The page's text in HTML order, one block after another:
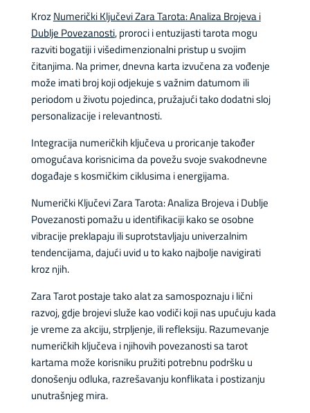
KrozNumerički Ključevi Zara Tarota: Analiza Brojeva i
Dublje Povezanosti, proroci i entuzijasti tarota mogu
razviti bogatiji i višedimenzionalni pristup u svojim
čitanjima. Na primer, dnevna karta izvučena za vođenje
može imati broj koji odjekuje s važnim datumom ili
periodom u životu pojedinca, pružajući tako dodatni sloj
personalizacije i relevantnosti.
Integracija numeričkih ključeva u proricanje također
omogućava korisnicima da povežu svoje svakodnevne
događaje s kosmičkim ciklusima i energijama.
Numerički Ključevi Zara Tarota: Analiza Brojeva i Dublje
Povezanosti pomažu u identifikaciji kako se osobne
vibracije preklapaju ili suprotstavljaju univerzalnim
tendencijama, dajući uvid u to kako najbolje navigirati
kroz njih.
Zara Tarot postaje tako alat za samospoznaju i lični
razvoj, gdje brojevi služe kao vodiči koji nas upućuju kada
je vreme za akciju, strpljenje, ili refleksiju. Razumevanje
numeričkih ključeva i njihovih povezanosti sa tarot
kartama može korisniku pružiti potrebnu podršku u
donošenju odluka, razrešavanju konflikata i postizanju
unutrašnjeg mira.